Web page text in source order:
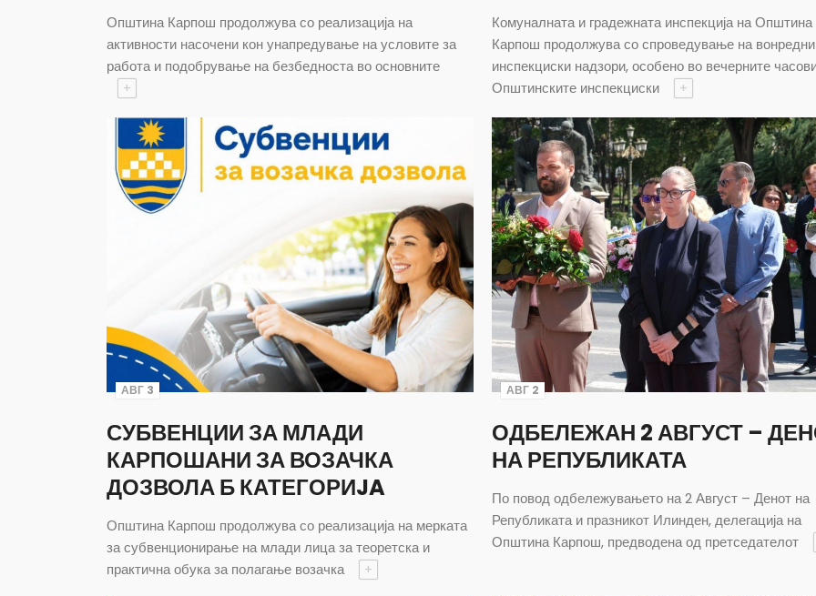
Општина Карпош продолжува со реализација на
активности насочени кон унапредување на условите за
работа и подобрување на безбедноста во основните
+
Комуналната и градежната инспекција на Општина
Карпош продолжува со спроведување на вонредни
инспекциски надзори, особено во вечерните
Општинските инспекциски
+
АВГ 3
СУБВЕНЦИИ ЗА МЛАДИ
КАРПОШАНИ ЗА ВОЗАЧКА
ДОЗВОЛА Б КАТЕГОРИJA
Општина Карпош продолжува со реализација на мерката
за субвенционирање на млади лица за теоретска и
практична обука за полагање возачка
+
АВГ 2
ОДБЕЛЕЖАН 2 АВГУСТ –
НА РЕПУБЛИКАТА
По повод одбележувањето на 2 Август – Денот на
Републиката и празникот Илинден, делегација на
Општина Карпош, предводена од претседателот